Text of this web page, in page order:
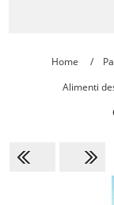
Home /
Alimenti